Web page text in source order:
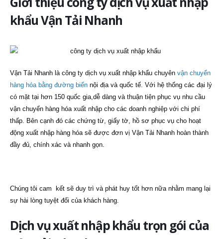
khẩu Vận Tải Nhanh
Vận Tải Nhanh là công ty dịch vụ xuất nhập khẩu chuyên vận chuyển
hàng hóa bằng đường biển nội địa và quốc tế. Với hệ thống các đại lý
có mặt tại hơn 150 quốc gia,dễ dàng và thuận tiện phục vụ nhu cầu
vận chuyển hàng hóa xuất nhập cho các doanh nghiệp với chi phí
thấp. Bên cạnh đó các chứng từ, giấy tờ, hồ sơ phục vụ cho hoạt
động xuất nhập hàng hóa sẽ được đơn vị Vận Tải Nhanh hoàn thành
đầy đủ, chính xác và nhanh gọn.
Chúng tôi cam kết sẽ duy trì và phát huy tốt hơn nữa nhằm mang lại
sự hài lòng tuyệt đối của khách hàng.
Dịch vụ xuất nhập khẩu trọn gói của